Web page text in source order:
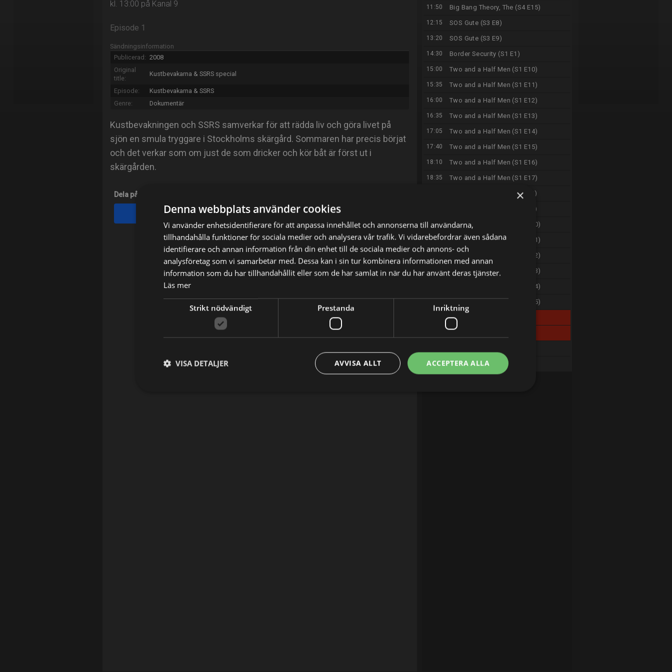
kl. 13:00 på Kanal 9
Episode 1
Sändningsinformation
Publicerad: 2008
Original
title:
Kustbevakarna & SSRS special
Episode:
Kustbevakarna & SSRS
Genre:
Dokumentär
Kustbevakningen och SSRS samverkar för att rädda liv och göra livet på
sjön en smula tryggare i Stockholms skärgård. Sommaren har precis börjat
och det verkar som om just de som dricker och kör båt är först ut i
skärgården.
Dela på
Facebook X
11:50 Big Bang Theory, The (S4 E15)
12:15 SOS Gute (S3 E8)
13:20 SOS Gute (S3 E9)
14:30 Border Security (S1 E1)
15:00 Two and a Half Men (S1 E10)
15:35 Two and a Half Men (S1 E11)
16:00 Two and a Half Men (S1 E12)
16:35 Two and a Half Men (S1 E13)
17:05 Two and a Half Men (S1 E14)
17:40 Two and a Half Men (S1 E15)
18:10 Two and a Half Men (S1 E16)
18:35 Two and a Half Men (S1 E17)
Big Bang Theory, The (S4 E8)
Big Bang Theory, The (S4 E9)
19:45 Big Bang Theory, The (S4 E10)
20:15 Big Bang Theory, The (S4 E11)
Big Bang Theory, The (S4 E12)
21:20 Big Bang Theory, The (S4 E13)
Big Bang Theory, The (S4 E14)
Big Bang Theory, The (S4 E15)
Scream 3
05:00 SOS Gute (S3 E9)
×
Denna webbplats använder cookies
Vi använder enhetsidentifierare för att anpassa innehållet och annonserna till användarna,
tillhandahålla funktioner för sociala medier och analysera vår trafik. Vi vidarebefordrar även sådana
identifierare och annan information från din enhet till de sociala medier och annons- och
analysföretag som vi samarbetar med. Dessa kan i sin tur kombinera informationen med annan
information som du har tillhandahållit eller som de har samlat in när du har använt deras tjänster.
Läs mer
Strikt nödvändigt Prestanda Inriktning
ACCEPTERA ALLA
AVVISA ALLT
VISA DETALJER